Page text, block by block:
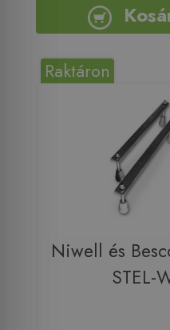
Raktáron
Niwell és
STEL-